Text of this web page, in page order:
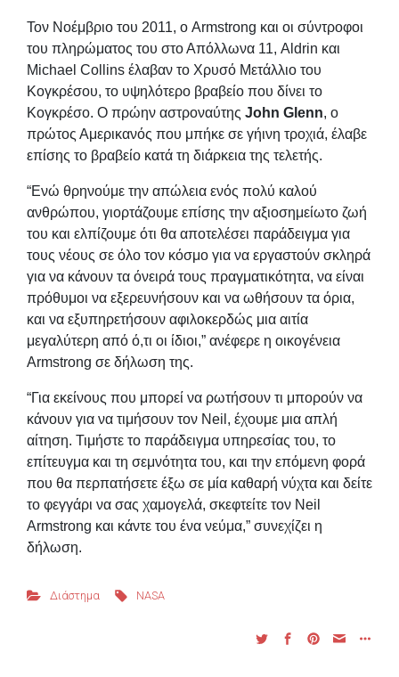
Τον Νοέμβριο του 2011, ο Armstrong και οι σύντροφοι
του πληρώματος του στο Απόλλωνα 11, Aldrin και
Michael Collins έλαβαν το Χρυσό Μετάλλιο του
Κογκρέσου, το υψηλότερο βραβείο που δίνει το
Κογκρέσο. Ο πρώην αστροναύτης John Glenn, ο
πρώτος Αμερικανός που μπήκε σε γήινη τροχιά, έλαβε
επίσης το βραβείο κατά τη διάρκεια της τελετής.
“Ενώ θρηνούμε την απώλεια ενός πολύ καλού
ανθρώπου, γιορτάζουμε επίσης την αξιοσημείωτο ζωή
του και ελπίζουμε ότι θα αποτελέσει παράδειγμα για
τους νέους σε όλο τον κόσμο για να εργαστούν σκληρά
για να κάνουν τα όνειρά τους πραγματικότητα, να είναι
πρόθυμοι να εξερευνήσουν και να ωθήσουν τα όρια,
και να εξυπηρετήσουν αφιλοκερδώς μια αιτία
μεγαλύτερη από ό,τι οι ίδιοι,” ανέφερε η οικογένεια
Armstrong σε δήλωση της.
“Για εκείνους που μπορεί να ρωτήσουν τι μπορούν να
κάνουν για να τιμήσουν τον Neil, έχουμε μια απλή
αίτηση. Τιμήστε το παράδειγμα υπηρεσίας του, το
επίτευγμα και τη σεμνότητα του, και την επόμενη φορά
που θα περπατήσετε έξω σε μία καθαρή νύχτα και δείτε
το φεγγάρι να σας χαμογελά, σκεφτείτε τον Neil
Armstrong και κάντε του ένα νεύμα,” συνεχίζει η
δήλωση.
Διάστημα NASA